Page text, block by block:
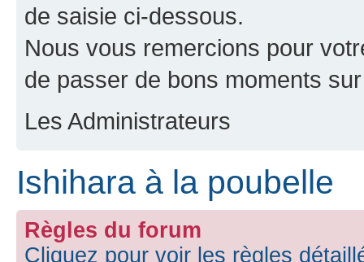
de saisie ci-dessous.
Nous vous remercions pour
de passer de bons moments
Les Administrateurs
Ishihara à la poubelle
Règles du forum
Cliquez pour voir les règles